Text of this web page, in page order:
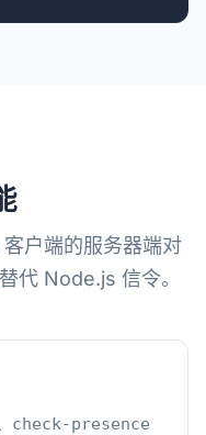
户端的服务器端对
代 Node.js 信令。
check-presence